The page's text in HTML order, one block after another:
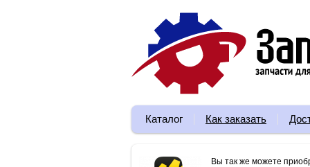
Каталог Как заказать
Вы так же можете